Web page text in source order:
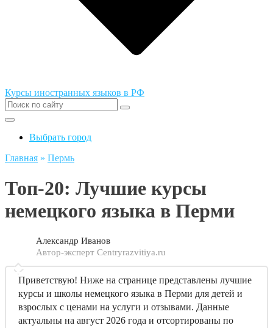
Курсы иностранных языков в РФ
Выбрать город
Главная » Пермь
Топ-20: Лучшие курсы
немецкого языка в Перми
Александр Иванов
Автор-эксперт Centryrazvitiya.ru
Приветствую! Ниже на странице представлены лучшие
курсы и школы немецкого языка в Перми для детей и
взрослых с ценами на услуги и отзывами. Данные
актуальны на август 2026 года и отсортированы по